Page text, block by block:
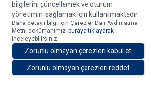
bilgilerini güncellemek ve oturum
yönetimini sağlamak için kullanılmaktadır.
Daha detaylı bilgi için Çerezler Dair Aydınlatma
Metni dokümanımızı buraya tıklayarak
inceleyebilirsiniz.
Zorunlu olmayan çerezleri kabul et
Zorunlu olmayan çerezleri reddet